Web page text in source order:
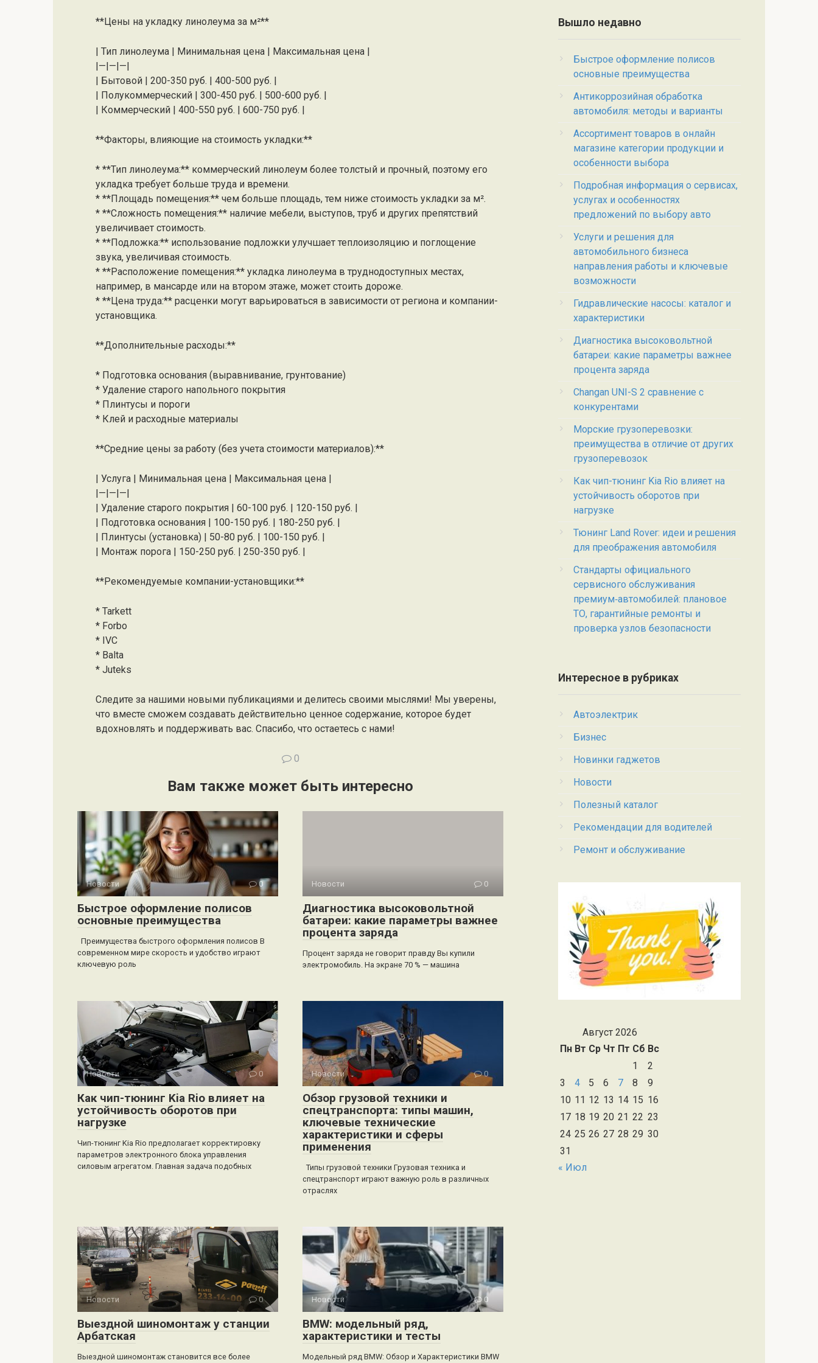
**Цены на укладку линолеума за м²**
| Тип линолеума | Минимальная цена | Максимальная цена |
|—|—|—|
| Бытовой | 200-350 руб. | 400-500 руб. |
| Полукоммерческий | 300-450 руб. | 500-600 руб. |
| Коммерческий | 400-550 руб. | 600-750 руб. |
**Факторы, влияющие на стоимость укладки:**
* **Тип линолеума:** коммерческий линолеум более толстый и прочный, поэтому его
укладка требует больше труда и времени.
* **Площадь помещения:** чем больше площадь, тем ниже стоимость укладки за м².
* **Сложность помещения:** наличие мебели, выступов, труб и других препятствий
увеличивает стоимость.
* **Подложка:** использование подложки улучшает теплоизоляцию и поглощение
звука, увеличивая стоимость.
* **Расположение помещения:** укладка линолеума в труднодоступных местах,
например, в мансарде или на втором этаже, может стоить дороже.
* **Цена труда:** расценки могут варьироваться в зависимости от региона и компании-
установщика.
**Дополнительные расходы:**
* Подготовка основания (выравнивание, грунтование)
* Удаление старого напольного покрытия
* Плинтусы и пороги
* Клей и расходные материалы
**Средние цены за работу (без учета стоимости материалов):**
| Услуга | Минимальная цена | Максимальная цена |
|—|—|—|
| Удаление старого покрытия | 60-100 руб. | 120-150 руб. |
| Подготовка основания | 100-150 руб. | 180-250 руб. |
| Плинтусы (установка) | 50-80 руб. | 100-150 руб. |
| Монтаж порога | 150-250 руб. | 250-350 руб. |
**Рекомендуемые компании-установщики:**
* Tarkett
* Forbo
* IVC
* Balta
* Juteks
Следите за нашими новыми публикациями и делитесь своими мыслями! Мы уверены,
что вместе сможем создавать действительно ценное содержание, которое будет
вдохновлять и поддерживать вас. Спасибо, что остаетесь с нами!
0
Вам также может быть интересно
Новости 0
Быстрое оформление полисов
основные преимущества
Преимущества быстрого оформления полисов В
современном мире скорость и удобство играют
ключевую роль
Новости 0
Диагностика высоковольтной
батареи: какие параметры важнее
процента заряда
Процент заряда не говорит правду Вы купили
электромобиль. На экране 70 % — машина
Новости 0
Как чип-тюнинг Kia Rio влияет на
устойчивость оборотов при
нагрузке
Чип-тюнинг Kia Rio предполагает корректировку
параметров электронного блока управления
силовым агрегатом. Главная задача подобных
Новости 0
Обзор грузовой техники и
спецтранспорта: типы машин,
ключевые технические
характеристики и сферы
применения
Типы грузовой техники Грузовая техника и
спецтранспорт играют важную роль в различных
отраслях
Новости 0
Выездной шиномонтаж у станции
Арбатская
Выездной шиномонтаж становится все более
Новости 0
BMW: модельный ряд,
характеристики и тесты
Модельный ряд BMW: Обзор и Характеристики BMW
Вышло недавно
Быстрое оформление полисов
основные преимущества
Антикоррозийная обработка
автомобиля: методы и варианты
Ассортимент товаров в онлайн
магазине категории продукции и
особенности выбора
Подробная информация о сервисах,
услугах и особенностях
предложений по выбору авто
Услуги и решения для
автомобильного бизнеса
направления работы и ключевые
возможности
Гидравлические насосы: каталог и
характеристики
Диагностика высоковольтной
батареи: какие параметры важнее
процента заряда
Changan UNI-S 2 сравнение с
конкурентами
Морские грузоперевозки:
преимущества в отличие от других
грузоперевозок
Как чип-тюнинг Kia Rio влияет на
устойчивость оборотов при
нагрузке
Тюнинг Land Rover: идеи и решения
для преображения автомобиля
Стандарты официального
сервисного обслуживания
премиум‑автомобилей: плановое
ТО, гарантийные ремонты и
проверка узлов безопасности
Интересное в рубриках
Автоэлектрик
Бизнес
Новинки гаджетов
Новости
Полезный каталог
Рекомендации для водителей
Ремонт и обслуживание
Август 2026
Пн Вт Ср Чт Пт Сб Вс
1
2
3
4 5 6 7 8
9
10 11 12 13 14 15 16
17 18 19 20 21 22 23
24 25 26 27 28 29 30
31
« Июл